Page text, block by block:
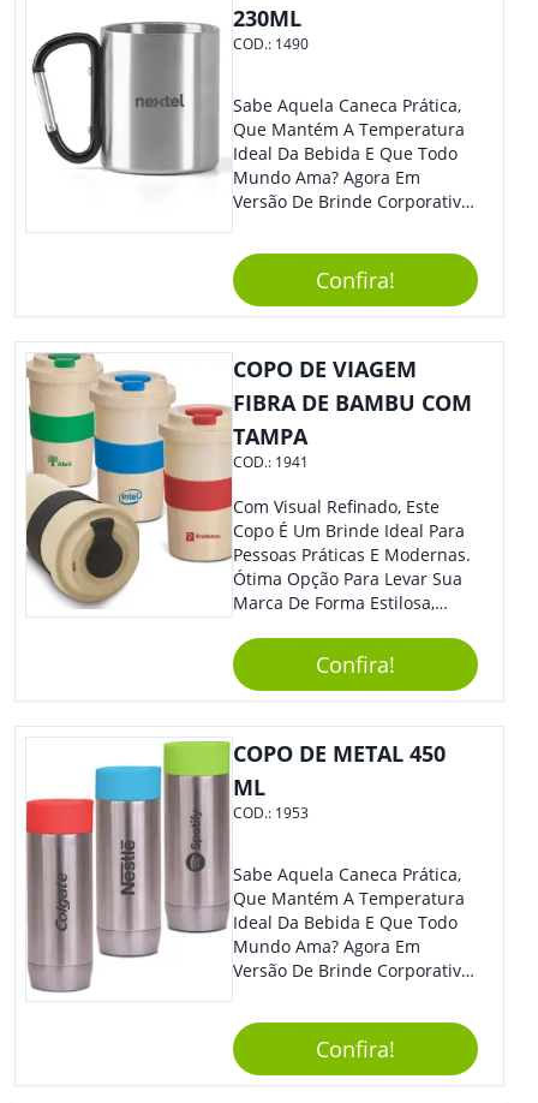
230ML
COD.: 1490
Sabe Aquela Caneca Prática,
Que Mantém A Temperatura
Ideal Da Bebida E Que Todo
Mundo Ama? Agora Em
Versão De Brinde Corporativo
Sua Marca Com Muito Estilo E
Acrescentar Ainda Mais
Praticidade À Eventos E Feiras
De Exposição.
Confira!
COPO DE VIAGEM
FIBRA DE BAMBU COM
TAMPA
COD.: 1941
Com Visual Refinado, Este
Copo É Um Brinde Ideal Para
Pessoas Práticas E Modernas.
Ótima Opção Para Levar Sua
Marca De Forma Estilosa,
Empresa Em Eventos,
Reuniões Corporativas Ou Até
Mesmo Para Presentear
Colaboradores.
Confira!
COPO DE METAL 450
ML
COD.: 1953
Sabe Aquela Caneca Prática,
Que Mantém A Temperatura
Ideal Da Bebida E Que Todo
Mundo Ama? Agora Em
Versão De Brinde Corporativo
Sua Marca Com Muito Estilo E
Acrescentar Ainda Mais
Praticidade À Eventos E Feiras
De Exposição.
Confira!